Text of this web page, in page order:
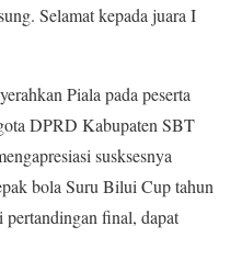
Selamat kepada juara I
Piala pada peserta
DPRD Kabupaten SBT
susksesnya
bola Suru Bilui Cup tahun
final, dapat